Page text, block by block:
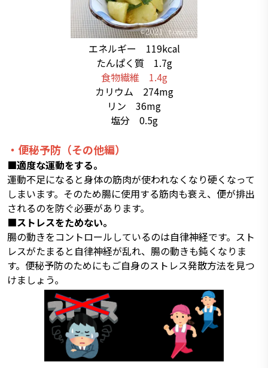
エネルギー 119kcal
たんぱく質 1.7g
食物繊維 1.4g
カリウム 274mg
リン 36mg
塩分 0.5g
・便秘予防（その他編）
■適度な運動をする。
運動不足になると身体の筋肉が使われなくなり硬くなって
しまいます。そのため腸に使用する筋肉も衰え、便が排出
されるのを防ぐ必要があります。
■ストレスをためない。
腸の動きをコントロールしているのは自律神経です。スト
レスがたまると自律神経が乱れ、腸の動きも鈍くなりま
す。便秘予防のためにもご自身のストレス発散方法を見つ
けましょう。